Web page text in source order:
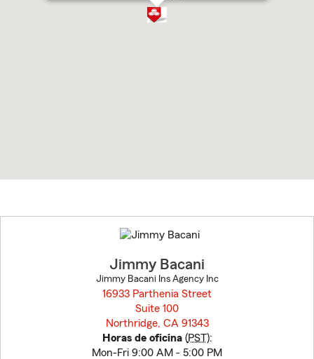
to
before
Jimmy Bacani
Jimmy Bacani Ins Agency Inc
16933 Parthenia Street
Suite 100
Northridge, CA 91343
Horas de oficina(PST):
Mon-Fri 9:00 AM - 5:00 PM